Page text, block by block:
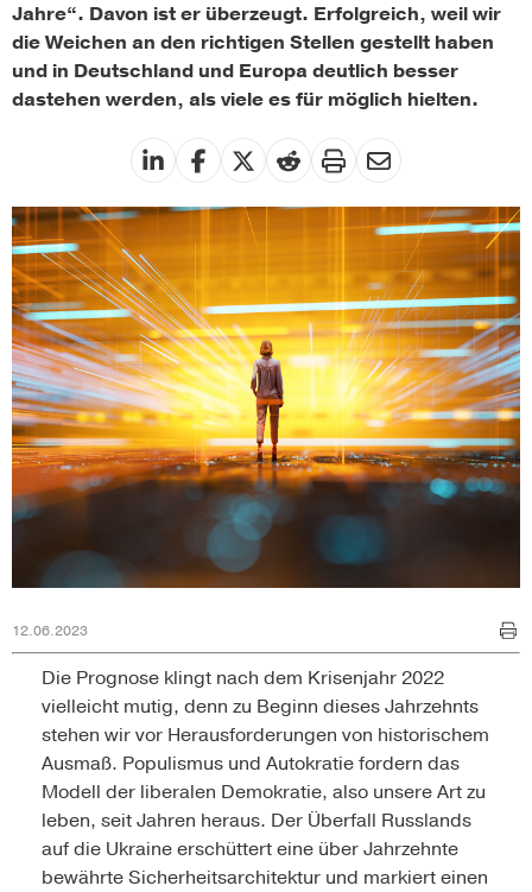
Jahre“. Davon ist er überzeugt. Erfolgreich, weil wir
die Weichen an den richtigen Stellen gestellt haben
und in Deutschland und Europa deutlich besser
dastehen werden, als viele es für möglich hielten.
12.06.2023
Die Prognose klingt nach dem Krisenjahr 2022
vielleicht mutig, denn zu Beginn dieses Jahrzehnts
stehen wir vor Herausforderungen von historischem
Ausmaß. Populismus und Autokratie fordern das
Modell der liberalen Demokratie, also unsere Art zu
leben, seit Jahren heraus. Der Überfall Russlands
auf die Ukraine erschüttert eine über Jahrzehnte
bewährte Sicherheitsarchitektur und markiert einen